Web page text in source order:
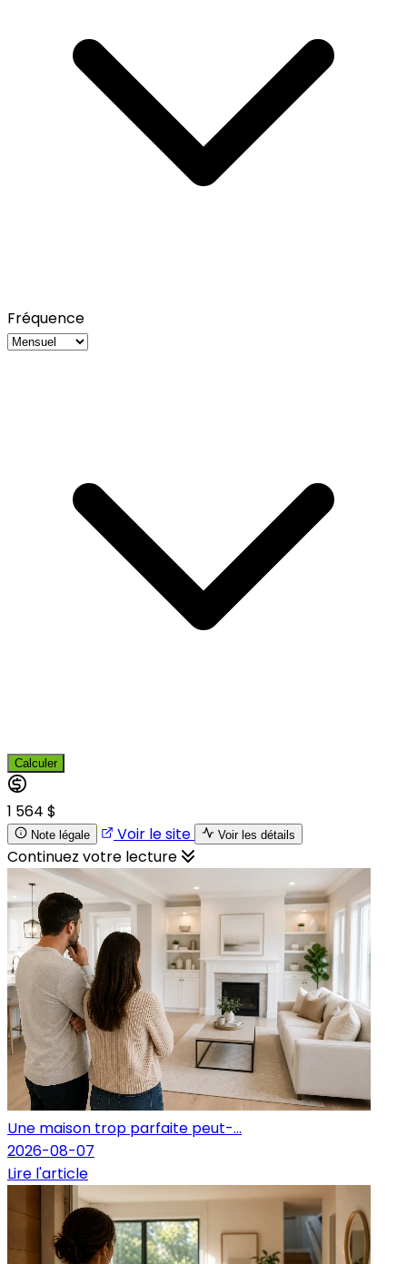
Fréquence
Calculer
1 564 $
Note légale Voir le site Voir les détails
Continuez votre lecture
Une maison trop parfaite peut-...
2026-08-07
Lire l'article